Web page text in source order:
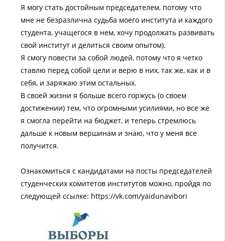
Я могу стать достойным председателем, потому что
мне не безразлична судьба моего института и каждого
студента, учащегося в нем, хочу продолжать развивать
свой институт и делиться своим опытом).
Я смогу повести за собой людей, потому что я четко
ставлю перед собой цели и верю в них, так же, как и в
себя, и заряжаю этим остальных.
В своей жизни я больше всего горжусь (о своем
достижении) тем, что огромными усилиями, но все же
я смогла перейти на бюджет, и теперь стремлюсь
дальше к новым вершинам и знаю, что у меня все
получится.
Ознакомиться с кандидатами на посты председателей
студенческих комитетов институтов можно, пройдя по
следующей ссылке: https://vk.com/yaidunavibori